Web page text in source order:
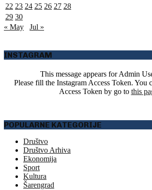
22 23 24 25 26 27 28
29 30
« May
Jul »
INSTAGRAM
This message appears for Admin
Please fill the Instagram Access Token. You
Access Token by go to this
POPULARNE KATEGORIJE
Društvo
Društvo Arhiva
Ekonomija
Sport
Kultura
Šarengrad